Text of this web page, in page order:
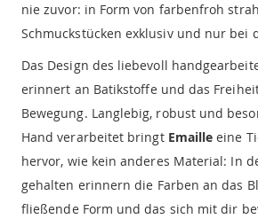
nie zuvor: in Form von farbenfroh
Schmuckstücken exklusiv und nur bei
Das Design des liebevoll
erinnert an Batikstoffe und das
Bewegung. Langlebig, robust und
Hand verarbeitet bringt Emaille eine
hervor, wie kein anderes Material: In
gehalten erinnern die Farben an das
fließende Form und das sich mit dir